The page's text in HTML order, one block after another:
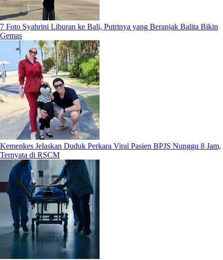
7 Foto Syahrini Liburan ke Bali, Putrinya yang Beranjak Balita Bikin
Gemas
Kemenkes Jelaskan Duduk Perkara Viral Pasien BPJS Nunggu 8 Jam,
Ternyata di RSCM